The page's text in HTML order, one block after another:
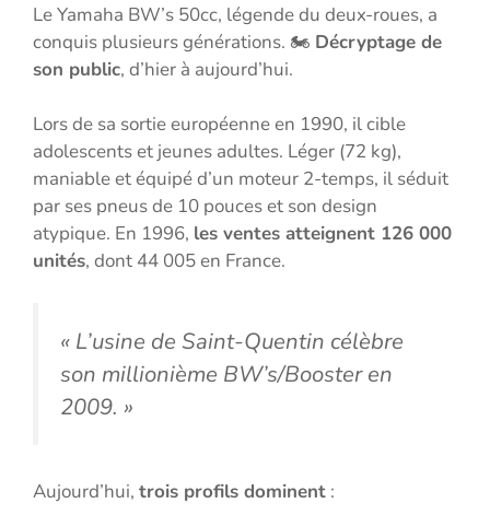
Le Yamaha BW’s 50cc, légende du deux-roues, a
conquis plusieurs générations. 🏍️ Décryptage de
son public, d’hier à aujourd’hui.
Lors de sa sortie européenne en 1990, il cible
adolescents et jeunes adultes. Léger (72 kg),
maniable et équipé d’un moteur 2-temps, il séduit
par ses pneus de 10 pouces et son design
atypique. En 1996, les ventes atteignent 126 000
unités, dont 44 005 en France.
« L’usine de Saint-Quentin célèbre
son millionième BW’s/Booster en
2009. »
Aujourd’hui, trois profils dominent :